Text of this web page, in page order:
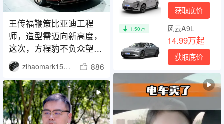
王传福鞭策比亚迪工程
师，造型需迈向新高度，
这次，方程豹不负众望！
传福先生曾表示：
zihaomark150415 886
获取底价
风云A9L
14.99万起
获取底价
1.50万